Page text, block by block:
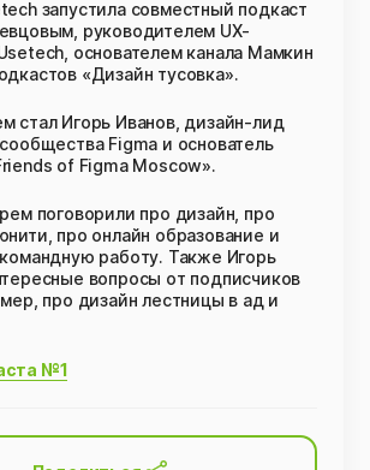
запустила совместный подкаст
руководителем UX-
основателем канала Мамкин
«Дизайн тусовка».
стал Игорь Иванов, дизайн-лид
Figma и основатель
of Figma Moscow».
поговорили про дизайн, про
про онлайн образование и
работу. Также Игорь
вопросы от подписчиков
про дизайн лестницы в ад и
№1